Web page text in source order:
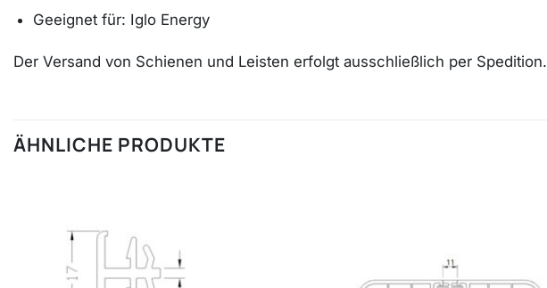
Geeignet für: Iglo Energy
Der Versand von Schienen und Leisten erfolgt ausschließlich per Spedition.
ÄHNLICHE PRODUKTE